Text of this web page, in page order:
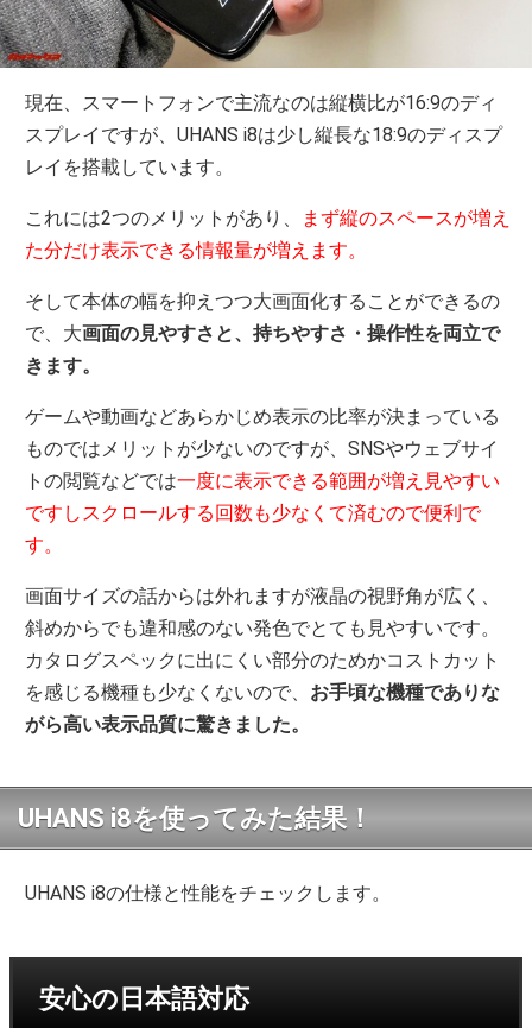
現在、スマートフォンで主流なのは縦横比が16:9のディ
スプレイですが、UHANS i8は少し縦長な18:9のディスプ
レイを搭載しています。
これには2つのメリットがあり、
まず縦のスペースが増え
た分だけ表示できる情報量が増えます。
そして本体の幅を抑えつつ大画面化することができるの
で、大画面の見やすさと、持ちやすさ・操作性を両立で
きます。
ゲームや動画などあらかじめ表示の比率が決まっている
ものではメリットが少ないのですが、SNSやウェブサイ
トの閲覧などでは一度に表示できる範囲が増え見やすい
ですしスクロールする回数も少なくて済むので便利で
す。
画面サイズの話からは外れますが液晶の視野角が広く、
斜めからでも違和感のない発色でとても見やすいです。
カタログスペックに出にくい部分のためかコストカット
を感じる機種も少なくないので、 お手頃な機種でありな
がら高い表示品質に驚きました。
UHANS i8を使ってみた結果！
UHANS i8の仕様と性能をチェックします。
安心の日本語対応